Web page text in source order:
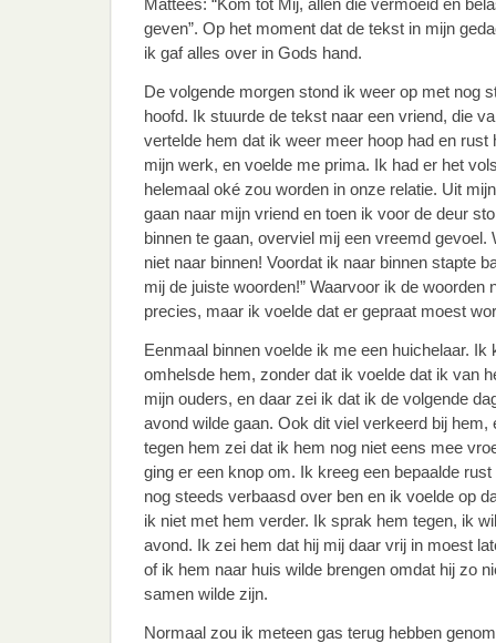
Matteës: “Kom tot Mij, allen die vermoeid en
geven”. Op het moment dat de tekst in mijn
ik gaf alles over in Gods hand.
De volgende morgen stond ik weer op met nog
hoofd. Ik stuurde de tekst naar een vriend, die
vertelde hem dat ik weer meer hoop had en rust
mijn werk, en voelde me prima. Ik had er het
helemaal oké zou worden in onze relatie. Uit
gaan naar mijn vriend en toen ik voor de deur
binnen te gaan, overviel mij een vreemd gevoel.
niet naar binnen! Voordat ik naar binnen stapte
mij de juiste woorden!” Waarvoor ik de woorden
precies, maar ik voelde dat er gepraat moest
Eenmaal binnen voelde ik me een huichelaar.
omhelsde hem, zonder dat ik voelde dat ik van
mijn ouders, en daar zei ik dat ik de volgende
avond wilde gaan. Ook dit viel verkeerd bij hem,
tegen hem zei dat ik hem nog niet eens mee
ging er een knop om. Ik kreeg een bepaalde
nog steeds verbaasd over ben en ik voelde op
ik niet met hem verder. Ik sprak hem tegen, ik
avond. Ik zei hem dat hij mij daar vrij in moest
of ik hem naar huis wilde brengen omdat hij zo
samen wilde zijn.
Normaal zou ik meteen gas terug hebben